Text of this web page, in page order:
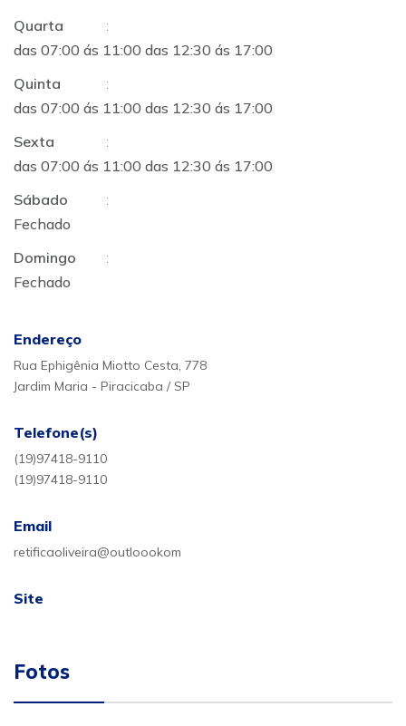
Quarta
:
das 07:00 ás 11:00 das 12:30 ás 17:00
Quinta
:
das 07:00 ás 11:00 das 12:30 ás 17:00
Sexta
:
das 07:00 ás 11:00 das 12:30 ás 17:00
Sábado
:
Fechado
Domingo
:
Fechado
Endereço
Rua Ephigênia Miotto Cesta, 778
Jardim Maria - Piracicaba / SP
Telefone(s)
(19)97418-9110
(19)97418-9110
Email
retificaoliveira@outloookom
Site
Fotos